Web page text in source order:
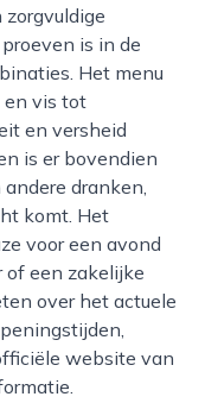
is in de
Het menu
en vis tot
en versheid
is er bovendien
dranken,
komt. Het
voor een avond
of een zakelijke
over het actuele
website van